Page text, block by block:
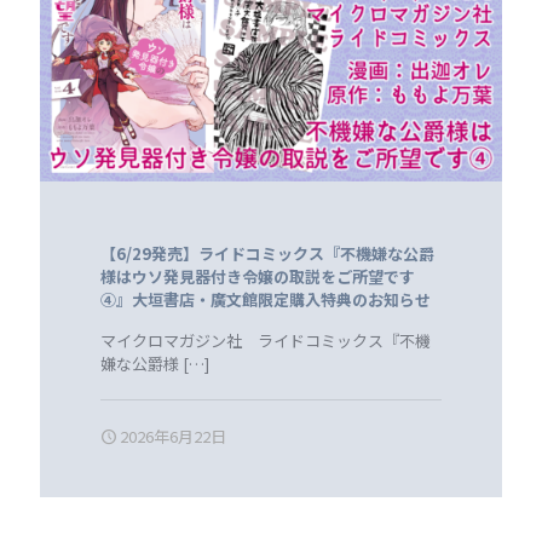
【6/29発売】ライドコミックス『不機嫌な公爵
様はウソ発見器付き令嬢の取説をご所望です
④』大垣書店・廣文館限定購入特典のお知らせ
マイクロマガジン社 ライドコミックス『不機
嫌な公爵様 […]
2026年6月22日